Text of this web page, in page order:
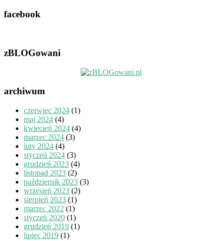
facebook
zBLOGowani
archiwum
czerwiec 2024 (1)
maj 2024 (4)
kwiecień 2024 (4)
marzec 2024 (3)
luty 2024 (4)
styczeń 2024 (3)
grudzień 2023 (4)
listopad 2023 (2)
październik 2023 (3)
wrzesień 2023 (2)
sierpień 2023 (1)
marzec 2022 (1)
styczeń 2020 (1)
grudzień 2019 (1)
lipiec 2019 (1)